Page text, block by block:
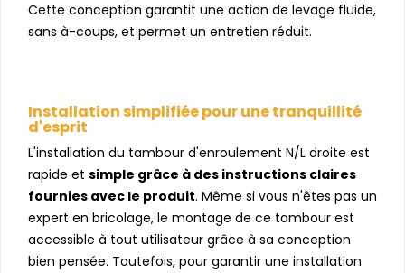
Cette conception garantit une action de levage fluide,
sans à-coups, et permet un entretien réduit.
Installation simplifiée pour une tranquillité
d'esprit
L'installation du tambour d'enroulement N/L droite est
rapide et simple grâce à des instructions claires
fournies avec le produit. Même si vous n'êtes pas un
expert en bricolage, le montage de ce tambour est
accessible à tout utilisateur grâce à sa conception
bien pensée. Toutefois, pour garantir une installation